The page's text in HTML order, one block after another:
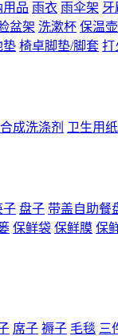
用品 雨衣 雨伞架 牙
盆架 洗漱杯 保温
垫 椅卓脚垫/脚套 打
成洗涤剂 卫生用
子 盘子 带盖自助餐
保鲜袋 保鲜膜 保
席子 褥子 毛毯 三